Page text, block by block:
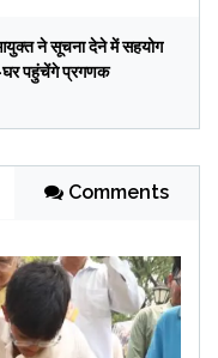
ने सूचना देने में सहयोग
घर पहुंचेंगे प्रगणक
Comments